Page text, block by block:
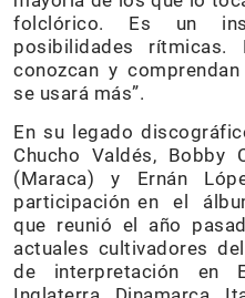
folclórico. Es un
posibilidades
conozcan y
se usará más”.
En su legado
Chucho Valdés, Bobby
(Maraca) y Ernán
participación en el
que reunió el año
actuales cultivadores
de interpretación en